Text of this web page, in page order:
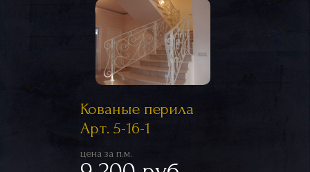
Кованые перила
Арт. 5-16-1
цена за п.м.